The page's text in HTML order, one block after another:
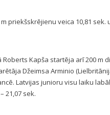
priekšskrējienu veica 10,81
Roberts Kapša startēja arī 200 m
Džeimsa Arminio
Latvijas junioru visu laiku
21,07 sek.